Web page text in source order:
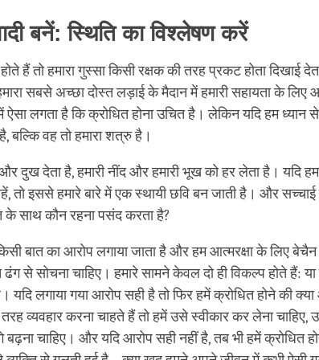
बनें: स्थिति का विश्लेषण करें
हैं तो हमारा गुस्सा किसी रक्षक की तरह प्रकट होता दिखाई
सबसे अच्छा दोस्त लड़ाई के मैदान में हमारी सहायता के
लगता है कि क्रोधित होना उचित है। लेकिन यदि हम ध्यान
है, बल्कि वह तो हमारा शत्रु है।
दुख देता है, हमारी नींद और हमारी भूख को हर लेता है। यदि
तो इससे हमारे बारे में एक स्थायी छवि बन जाती है। और सच्चाई
के साथ कौन रहना पसंद करता है?
बात का आरोप लगाया जाता है और हम आत्मरक्षा के लिए
से सोचना चाहिए। हमारे सामने केवल दो ही विकल्प होते हैं: या
यदि लगाया गया आरोप सही है तो फिर हमें क्रोधित होने की
व्यवहार करना चाहते हैं तो हमें उसे स्वीकार कर लेना
चाहिए। और यदि आरोप सही नहीं है, तब भी हमें क्रोधित